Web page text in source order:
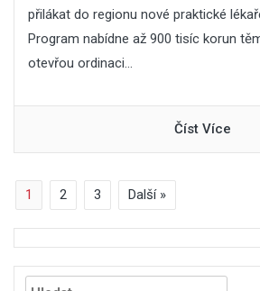
přilákat do regionu nové praktické
Program nabídne až 900 tisíc korun
otevřou ordinaci...
Číst Více
1 2 3 Další »
Vyhledávání